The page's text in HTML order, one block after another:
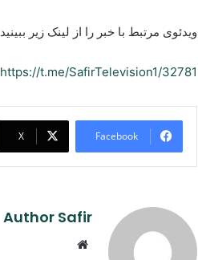
ویدئوی مرتبط با خبر را از لینک زیر ببینید
https://t.me/SafirTelevision1/32781
Facebook
X
Author Safir